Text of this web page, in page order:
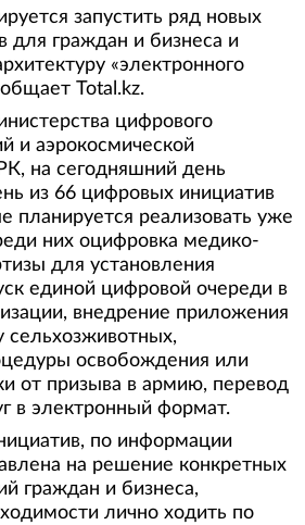
запустить ряд новых
для граждан и бизнеса и
«электронного
Total.kz.
цифрового
и аэрокосмической
на сегодняшний день
из 66 цифровых инициатив
планируется реализовать уже
них оцифровка медико-
для установления
единой цифровой очереди в
внедрение приложения
сельхозживотных,
освобождения или
от призыва в армию, перевод
в электронный формат.
по информации
на решение конкретных
граждан и бизнеса,
лично ходить по